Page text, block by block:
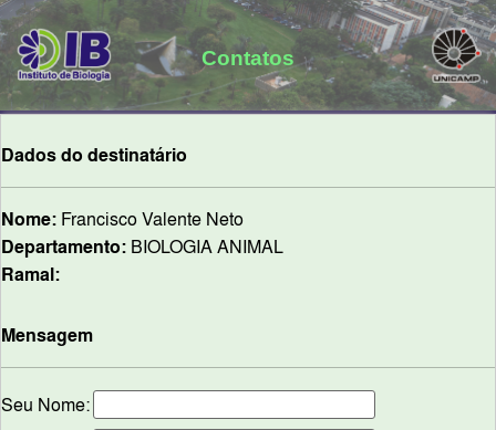
Contatos
Dados do destinatário
Nome: Francisco Valente Neto
Departamento: BIOLOGIA ANIMAL
Ramal:
Mensagem
Seu Nome: